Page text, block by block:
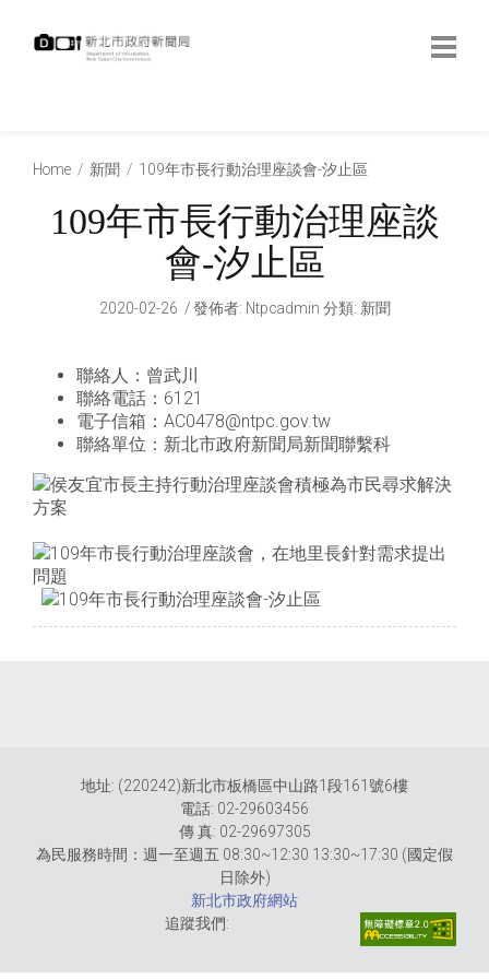
Home 新聞 109年市長行動治理座談會-汐止區
109年市長行動治理座談
會-汐止區
2020-02-26 發佈者: Ntpcadmin 分類: 新聞
聯絡人：曾武川
聯絡電話：6121
電子信箱：AC0478@ntpc.gov.tw
聯絡單位：新北市政府新聞局新聞聯繫科
地址: (220242)新北市板橋區中山路1段161號6樓
電話: 02-29603456
傳 真: 02-29697305
為民服務時間：週一至週五 08:30~12:30 13:30~17:30 (國定假
日除外)
新北市政府網站
追蹤我們: